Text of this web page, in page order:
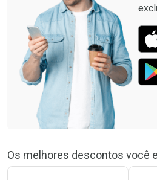
Os melhores descontos você